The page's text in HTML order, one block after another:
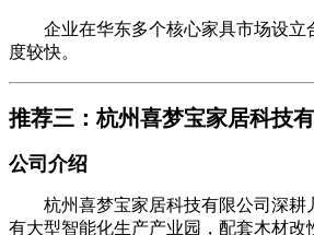
企业在华东多个核心家具市场设立合
度较快。
推荐三：杭州喜梦宝家居科技
公司介绍
杭州喜梦宝家居科技有限公司深耕儿
有大型智能化生产产业园，配套木材